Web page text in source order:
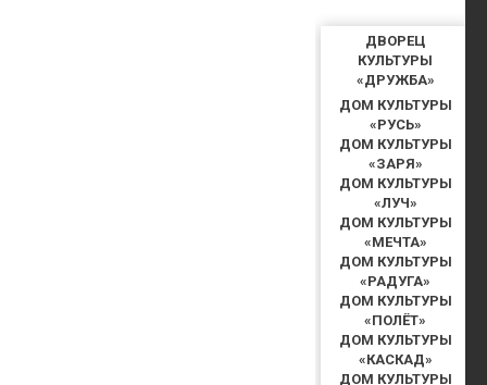
ДВОРЕЦ
КУЛЬТУРЫ
«ДРУЖБА»
ДОМ КУЛЬТУРЫ
«РУСЬ»
ДОМ КУЛЬТУРЫ
«ЗАРЯ»
ДОМ КУЛЬТУРЫ
«ЛУЧ»
ДОМ КУЛЬТУРЫ
«МЕЧТА»
ДОМ КУЛЬТУРЫ
«РАДУГА»
ДОМ КУЛЬТУРЫ
«ПОЛЁТ»
ДОМ КУЛЬТУРЫ
«КАСКАД»
ДОМ КУЛЬТУРЫ